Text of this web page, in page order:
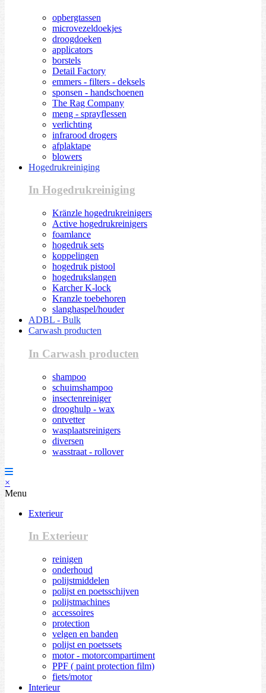
opbergtassen
microvezeldoekjes
droogdoeken
applicators
borstels
Detail Factory
emmers - filters - deksels
sponsen - handschoenen
The Rag Company
meng - sprayflessen
verlichting
infrarood drogers
afplaktape
blowers
Hogedrukreiniging
In Hogedrukreiniging
Kränzle hogedrukreinigers
Active hogedrukreinigers
foamlance
hogedruk sets
koppelingen
hogedruk pistool
hogedrukslangen
Karcher K-lock
Kranzle toebehoren
slanghaspel/houder
ADBL - Bulk
Carwash producten
In Carwash producten
shampoo
schuimshampoo
insectenreiniger
drooghulp - wax
ontvetter
wasplaatsreinigers
diversen
wasstraat - rollover
×
Menu
Exterieur
In Exterieur
reinigen
onderhoud
polijstmiddelen
polijst en poetsschijven
polijstmachines
accessoires
protection
velgen en banden
polijst en poetssets
motor - motorcompartiment
PPF ( paint protection film)
fiets/motor
Interieur